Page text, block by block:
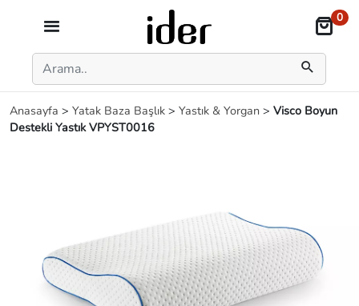
0
Anasayfa > Yatak Baza Başlık > Yastık & Yorgan > Visco Boyun
Destekli Yastık VPYST0016